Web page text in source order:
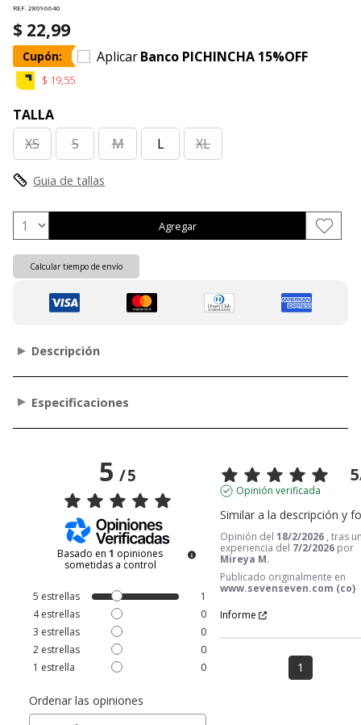
REF. 28096640
$ 22,99
Cupón: AplicarBanco PICHINCHA 15%OFF
$ 19,55
TALLA
XS
S M L XL
Guia de tallas
Agregar
Calcular tiempo de envío
Descripción
Especificaciones
5/5
Basado en1 opiniones
sometidas a control
5 estrellas
1
4estrellas
0
3 estrellas
0
2 estrellas
0
1 estrella 0
Ordenar las opiniones
5
Opinión verificada
Similar a la descripción y
Opinión del18/2/2026, tras
experiencia del 7/2/2026 por
Mireya M.
Publicado originalmente en
www.sevenseven.com (co)
Informe
1